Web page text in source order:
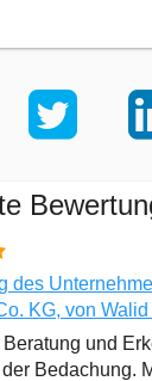
des
KG, von
Beratung und
Bedachung.